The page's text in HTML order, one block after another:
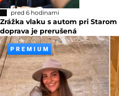
pred 6 hodinami
Zrážka vlaku s autom pri
doprava je prerušená